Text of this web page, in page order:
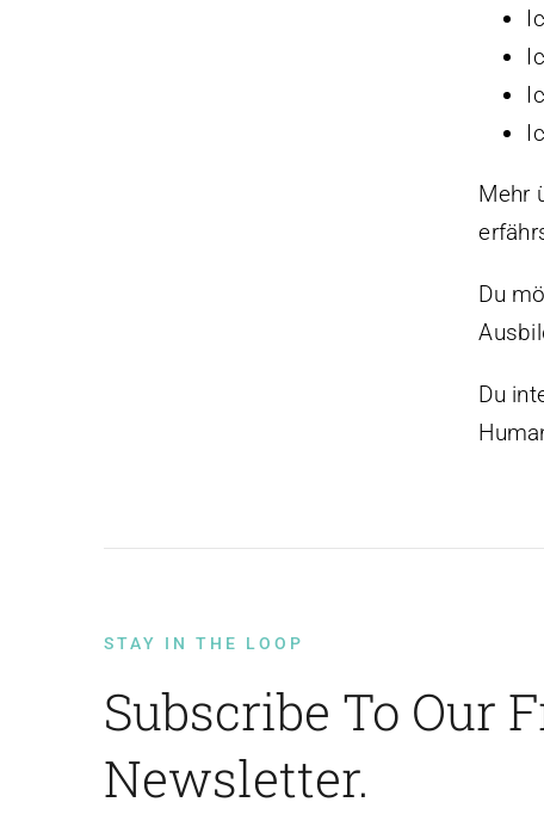
Mehr
Du
Du
STAY IN THE LOOP
Subscribe To Our
Newsletter.